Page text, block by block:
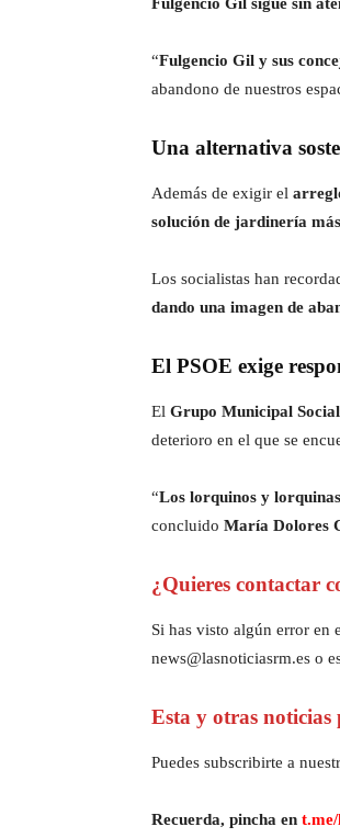
“Fulgencio Gil y sus
abandono de nuestros
Una alternativa
Además de exigir el
solución de jardinería
Los socialistas han
dando una imagen de
El PSOE exige
El Grupo Municipal
deterioro en el que se
“Los lorquinos y
concluido María Dolores
¿Quieres contactar
Si has visto algún error en
news@lasnoticiasrm.es o
Esta y otras noticias
Puedes subscribirte a
Recuerda, pincha en